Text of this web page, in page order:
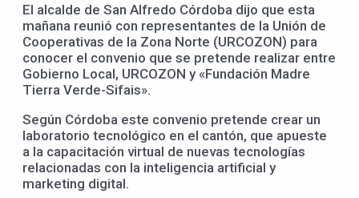
El alcalde de San Alfredo Córdoba dijo que esta
mañana reunió con representantes de la Unión de
Cooperativas de la Zona Norte (URCOZON) para
conocer el convenio que se pretende realizar entre
Gobierno Local, URCOZON y «Fundación Madre
Tierra Verde-Sifais».
Según Córdoba este convenio pretende crear un
laboratorio tecnológico en el cantón, que apueste
a la capacitación virtual de nuevas tecnologías
relacionadas con la inteligencia artificial y
marketing digital.